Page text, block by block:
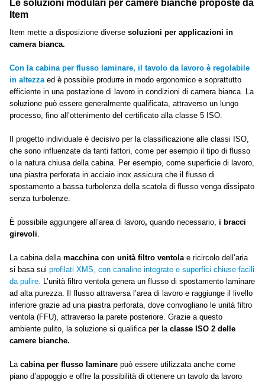
Le soluzioni modulari per camere bianche proposte da
Item
Item mette a disposizione diverse soluzioni per applicazioni in
camera bianca.
Con la cabina per flusso laminare, il tavolo da lavoro è regolabile
in altezzaed è possibile produrre in modo ergonomico e soprattutto
efficiente in una postazione di lavoro in condizioni di camera bianca. La
soluzione può essere generalmente qualificata, attraverso un lungo
processo, fino all’ottenimento del certificato alla classe 5 ISO.
Il progetto individuale è decisivo per la classificazione alle classi ISO,
che sono influenzate da tanti fattori, come per esempio il tipo di flusso
o la natura chiusa della cabina. Per esempio, come superficie di lavoro,
una piastra perforata in acciaio inox assicura che il flusso di
spostamento a bassa turbolenza della scatola di flusso venga dissipato
senza turbolenze.
È possibile aggiungere all’area di lavoro, quando necessario, i bracci
girevoli.
La cabina della macchina con unità filtro ventola e ricircolo dell’aria
si basa sui profilati XMS, con canaline integrate e superfici chiuse facili
da pulire. L’unità filtro ventola genera un flusso di spostamento laminare
ad alta purezza. Il flusso attraversa l’area di lavoro e raggiunge il livello
inferiore grazie ad una piastra perforata, dove convogliano le unità filtro
ventola (FFU), attraverso la parete posteriore. Grazie a questo
ambiente pulito, la soluzione si qualifica per la classe ISO 2 delle
camere bianche.
La cabina per flusso laminare può essere utilizzata anche come
piano d’appoggio e offre la possibilità di ottenere un tavolo da lavoro